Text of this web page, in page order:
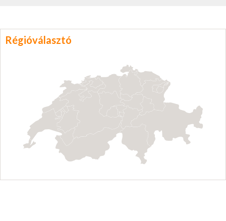
Régióválasztó